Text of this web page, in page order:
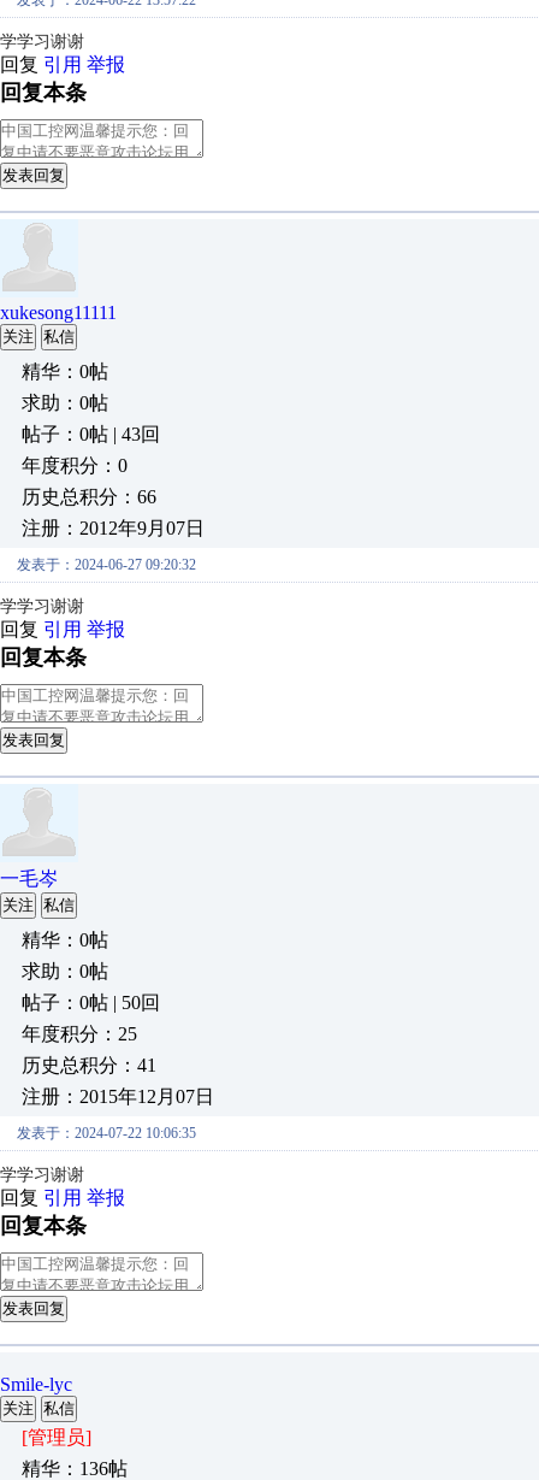
学学习谢谢
回复 引用 举报
回复本条
发表回复
xukesong11111
关注 私信
精华：0帖
求助：0帖
帖子：0帖 | 43回
年度积分：0
历史总积分：66
注册：2012年9月07日
发表于：2024-06-27 09:20:32
学学习谢谢
回复 引用 举报
回复本条
发表回复
一毛岑
关注 私信
精华：0帖
求助：0帖
帖子：0帖 | 50回
年度积分：25
历史总积分：41
注册：2015年12月07日
发表于：2024-07-22 10:06:35
学学习谢谢
回复 引用 举报
回复本条
发表回复
Smile-lyc
关注 私信
[管理员]
精华：136帖